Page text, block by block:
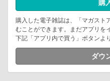
購
購入した電子雑誌は、「マガスト
むことができます。まだアプリを
下記「アプリ内で買う」ボタンよ
ダウ